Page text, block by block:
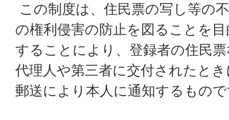
この制度は、住民票の写し等の
の権利侵害の防止を図ることを
することにより、登録者の住民
代理人や第三者に交付されたと
郵送により本人に通知するもの